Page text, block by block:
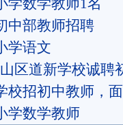
学数学教师1名
中部教师招聘
学语文
区道新学校诚聘
校招初中教师，
学数学教师